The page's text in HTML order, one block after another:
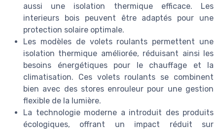
aussi une isolation thermique efficace. Les
interieurs bois peuvent être adaptés pour une
protection solaire optimale.
Les modèles de volets roulants permettent une
isolation thermique améliorée, réduisant ainsi les
besoins énergétiques pour le chauffage et la
climatisation. Ces volets roulants se combinent
bien avec des stores enrouleur pour une gestion
flexible de la lumière.
La technologie moderne a introduit des produits
écologiques, offrant un impact réduit sur